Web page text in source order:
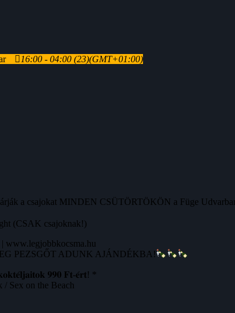
16:00 - 04:00 (23)(GMT+01:00)
a csajokat MINDEN CSÜTÖRTÖKÖN a Füge
(CSAK csajoknak!)
www.legjobbkocsma.hu
PEZSGŐT ADUNK AJÁNDÉKBA!
𝟗𝟗𝟎 𝐅𝐭-𝐞́𝐫𝐭! *
Sex on the Beach